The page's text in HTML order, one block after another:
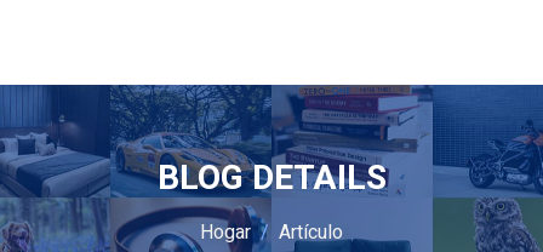
BLOG DETAILS
Hogar Artículo